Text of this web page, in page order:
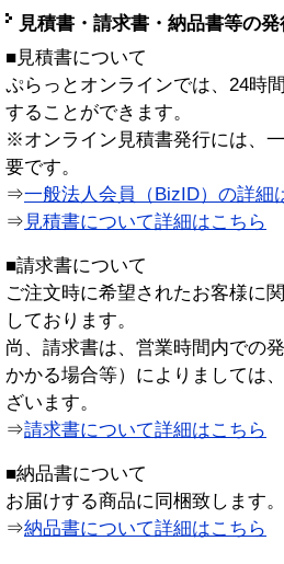
見積書・請求書・納品書等の
■見積書について
ぷらっとオンラインでは、24時
することができます。
※オンライン見積書発行には、
要です。
⇒一般法人会員（BizID）の詳細
⇒ 見積書について詳細はこちら
■請求書について
ご注文時に希望されたお客様に
しております。
尚、請求書は、営業時間内での
かかる場合等）によりましては
ざいます。
⇒請求書について詳細はこちら
■納品書について
お届けする商品に同梱致します。
⇒納品書について詳細はこちら